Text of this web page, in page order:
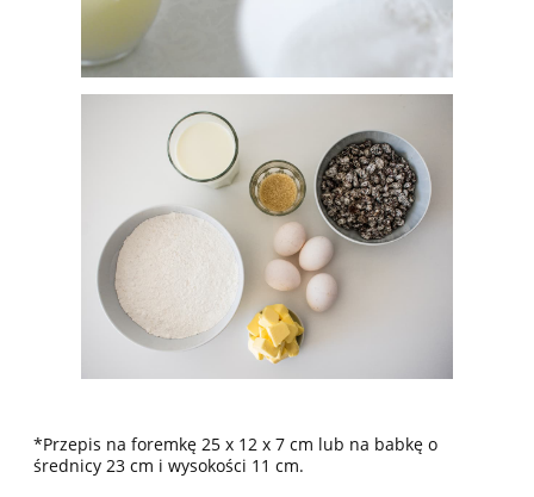
*Przepis na foremkę 25 x 12 x 7 cm lub na babkę o
średnicy 23 cm i wysokości 11 cm.